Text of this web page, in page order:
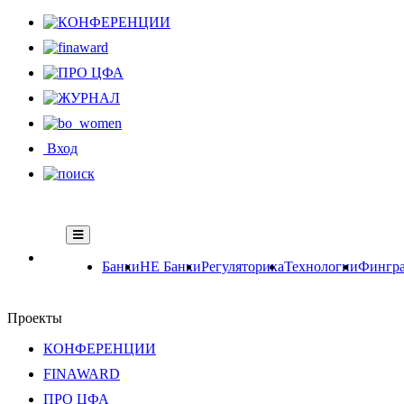
Вход
БанкиНЕ БанкиРегуляторикаТехнологии
Проекты
КОНФЕРЕНЦИИ
FINAWARD
ПРО ЦФА